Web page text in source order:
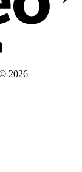
2026